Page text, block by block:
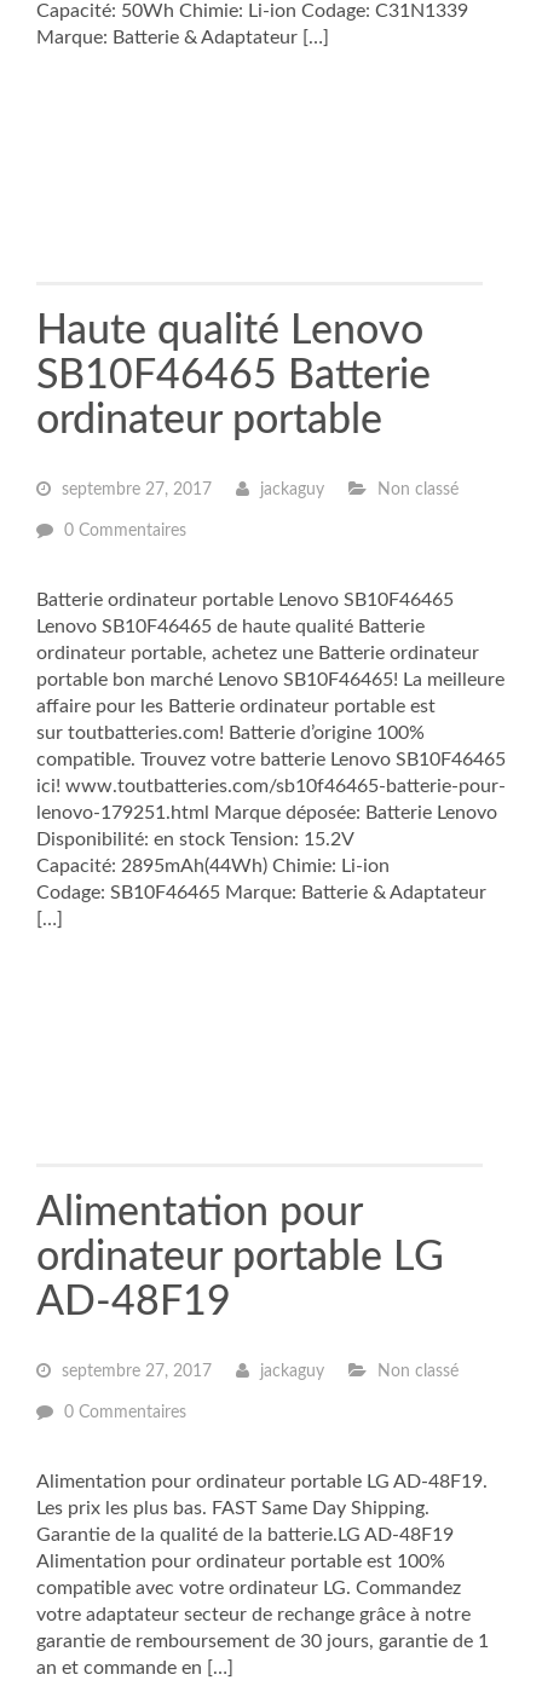
Capacité: 50Wh Chimie: Li-ion Codage: C31N1339
Marque: Batterie & Adaptateur […]
Haute qualité Lenovo
SB10F46465 Batterie
ordinateur portable
septembre 27, 2017 jackaguy Non classé
0 Commentaires
Batterie ordinateur portable Lenovo SB10F46465
Lenovo SB10F46465 de haute qualité Batterie
ordinateur portable, achetez une Batterie ordinateur
portable bon marché Lenovo SB10F46465! La meilleure
affaire pour les Batterie ordinateur portable est
sur toutbatteries.com! Batterie d’origine 100%
compatible. Trouvez votre batterie Lenovo SB10F46465
ici! www.toutbatteries.com/sb10f46465-batterie-pour-
lenovo-179251.html Marque déposée: Batterie Lenovo
Disponibilité: en stock Tension: 15.2V
Capacité: 2895mAh(44Wh) Chimie: Li-ion
Codage: SB10F46465 Marque: Batterie & Adaptateur
[…]
Alimentation pour
ordinateur portable LG
AD-48F19
septembre 27, 2017 jackaguy Non classé
0 Commentaires
Alimentation pour ordinateur portable LG AD-48F19.
Les prix les plus bas. FAST Same Day Shipping.
Garantie de la qualité de la batterie.LG AD-48F19
Alimentation pour ordinateur portable est 100%
compatible avec votre ordinateur LG. Commandez
votre adaptateur secteur de rechange grâce à notre
garantie de remboursement de 30 jours, garantie de 1
an et commande en […]